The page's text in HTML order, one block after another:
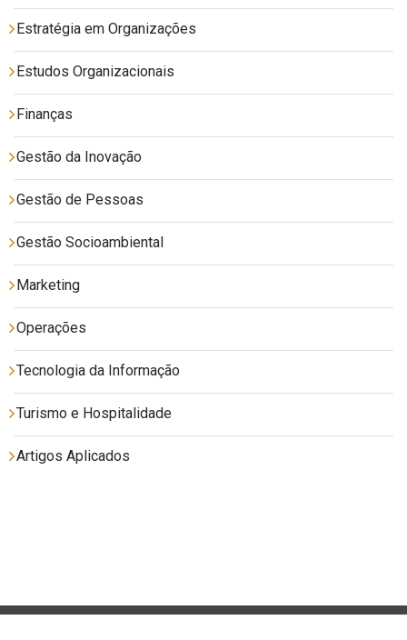
Estratégia em Organizações
Estudos Organizacionais
Finanças
Gestão da Inovação
Gestão de Pessoas
Gestão Socioambiental
Marketing
Operações
Tecnologia da Informação
Turismo e Hospitalidade
Artigos Aplicados